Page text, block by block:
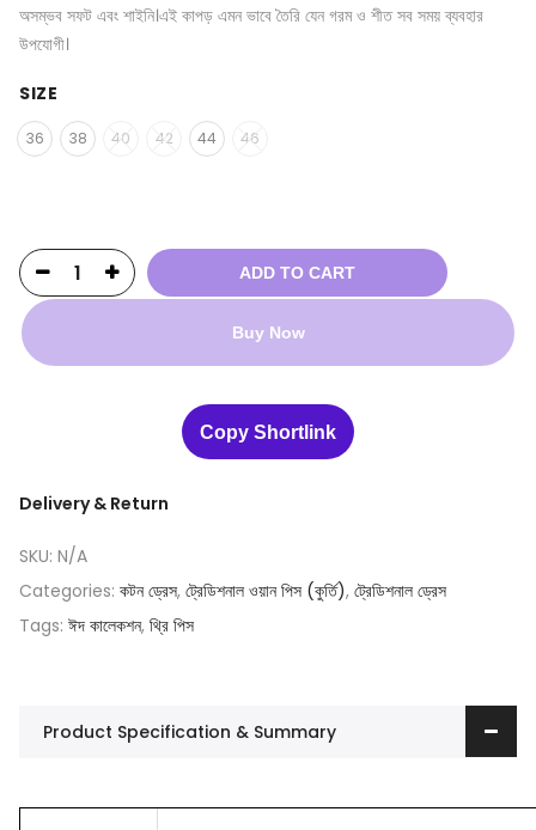
অসম্ভব সফট এবং শাইনি।এই কাপড় এমন ভাবে তৈরি যেন গরম ও শীত সব সময় ব্যবহার
উপযোগী।
SIZE
36 38 40 42 44 46
ADD TO CART
Buy Now
Copy Shortlink
Delivery & Return
SKU: N/A
Categories: কটন ড্রেস, ট্রেডিশনাল ওয়ান পিস (কুর্তি), ট্রেডিশনাল ড্রেস
Tags: ঈদ কালেকশন, থ্রি পিস
Product Specification & Summary